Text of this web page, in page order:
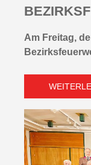
Am Freitag,